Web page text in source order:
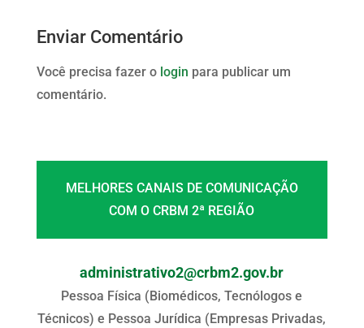
Enviar Comentário
Você precisa fazer o login para publicar um
comentário.
MELHORES CANAIS DE COMUNICAÇÃO
COM O CRBM 2ª REGIÃO
administrativo2@crbm2.gov.br
Pessoa Física (Biomédicos, Tecnólogos e
Técnicos) e Pessoa Jurídica (Empresas Privadas,